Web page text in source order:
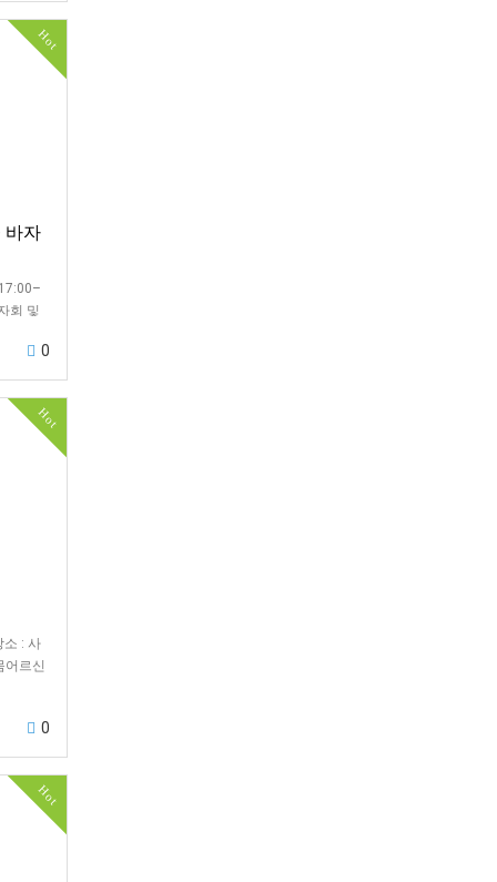
Hot
바자
회 및
0
Hot
소 : 사
어르신
0
Hot